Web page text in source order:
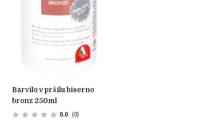
barvilo v pršilu biserno
bronz 250ml
0.0 (0)